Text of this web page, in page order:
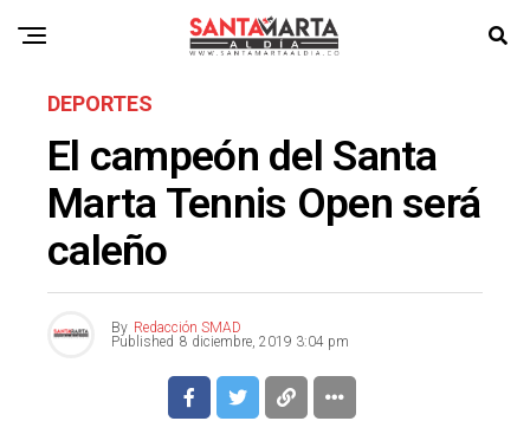
DEPORTES
El campeón del Santa
Marta Tennis Open será
caleño
By Redacción SMAD
Published 8 diciembre, 2019 3:04 pm